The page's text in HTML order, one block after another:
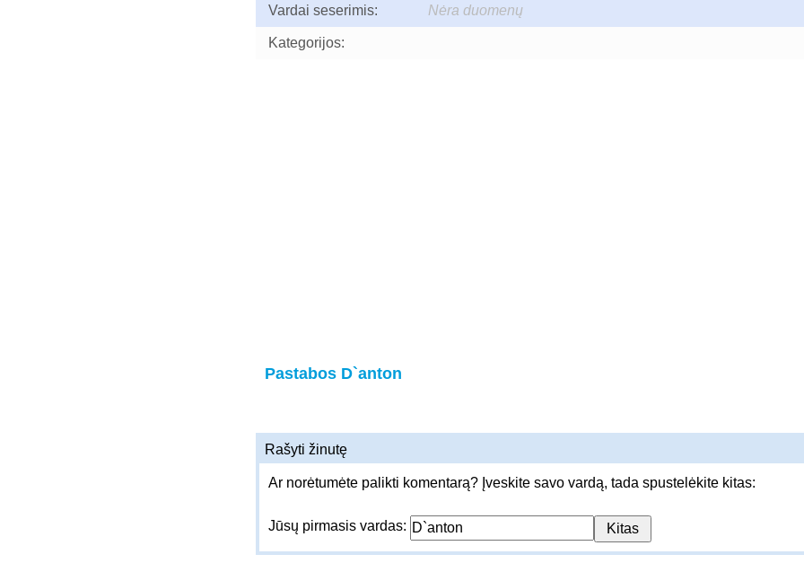
Vardai seserimis: Nėra duomenų
Kategorijos:
Pastabos D`anton
Rašyti žinutę
Ar norėtumėte palikti komentarą? Įveskite savo vardą, tada spustelėkite kitas:
Jūsų pirmasis vardas: